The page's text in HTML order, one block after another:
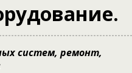
систем, ремонт,